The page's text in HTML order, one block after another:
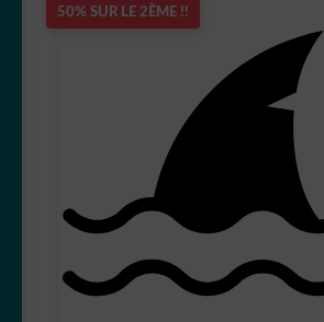
50% SUR LE 2ÈME !!